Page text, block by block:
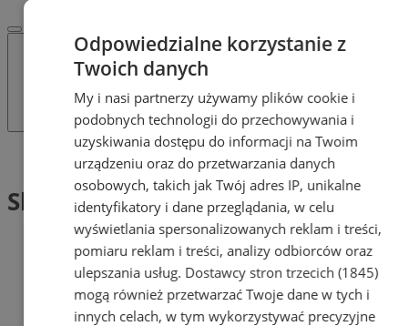
Tag: Skat
Skat (1)
Odpowiedzialne korzystanie z
Twoich danych
My i nasi partnerzy używamy plików cookie i
podobnych technologii do przechowywania i
uzyskiwania dostępu do informacji na Twoim
urządzeniu oraz do przetwarzania danych
osobowych, takich jak Twój adres IP, unikalne
identyfikatory i dane przeglądania, w celu
wyświetlania spersonalizowanych reklam i treści,
pomiaru reklam i treści, analizy odbiorców oraz
ulepszania usług. Dostawcy stron trzecich (1845)
mogą również przetwarzać Twoje dane w tych i
innych celach, w tym wykorzystywać precyzyjne